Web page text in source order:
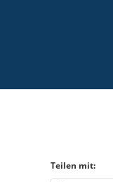
Teilen mit: